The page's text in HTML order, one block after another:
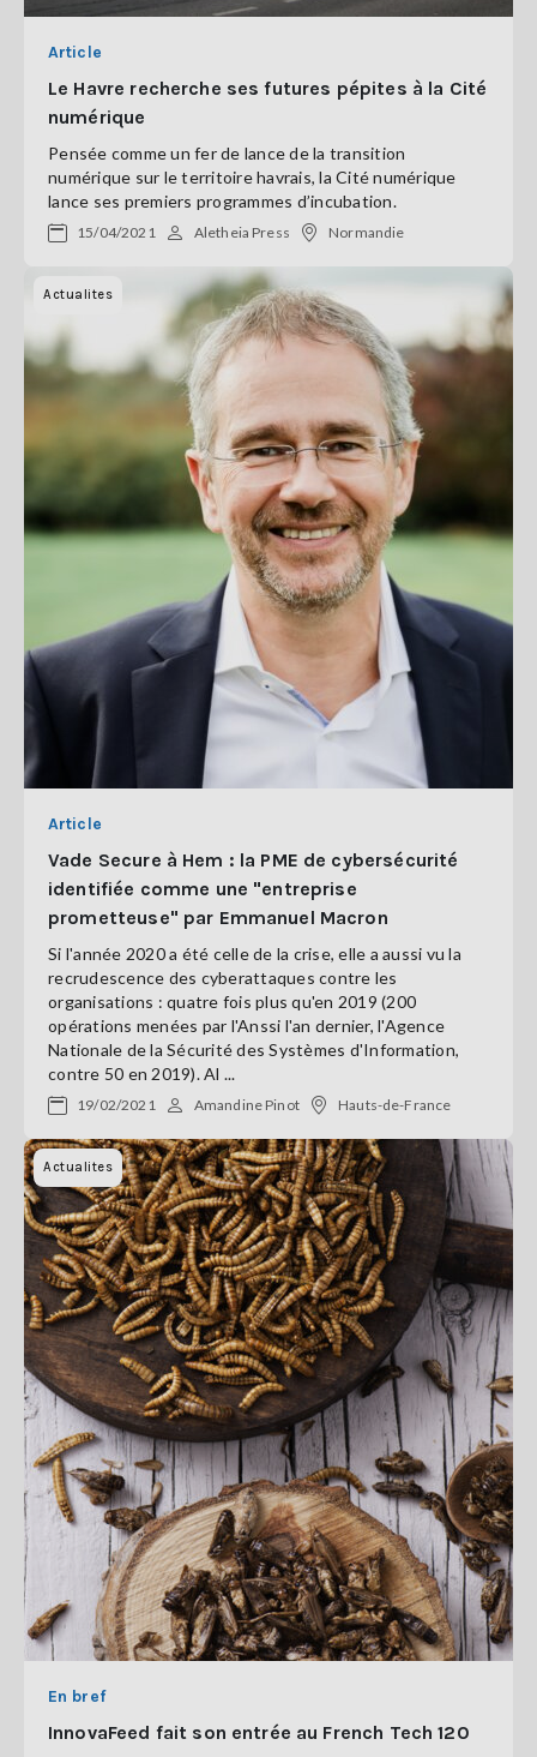
Article
Le Havre recherche ses futures pépites à la Cité
numérique
Pensée comme un fer de lance de la transition
numérique sur le territoire havrais, la Cité numérique
lance ses premiers programmes d’incubation.
15/04/2021 Aletheia Press Normandie
Actualites
Article
Vade Secure à Hem : la PME de cybersécurité
identifiée comme une "entreprise
prometteuse" par Emmanuel Macron
Si l'année 2020 a été celle de la crise, elle a aussi vu la
recrudescence des cyberattaques contre les
organisations : quatre fois plus qu'en 2019 (200
opérations menées par l'Anssi l'an dernier, l'Agence
Nationale de la Sécurité des Systèmes d'Information,
contre 50 en 2019). Al ...
19/02/2021 Amandine Pinot Hauts-de-France
Actualites
En bref
InnovaFeed fait son entrée au French Tech 120